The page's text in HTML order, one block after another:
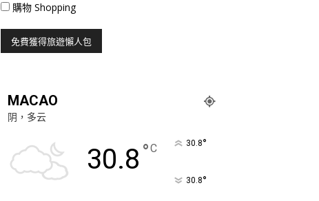
購物 Shopping
MACAO
阴，多云
30.8 °C 30.8°
30.8°